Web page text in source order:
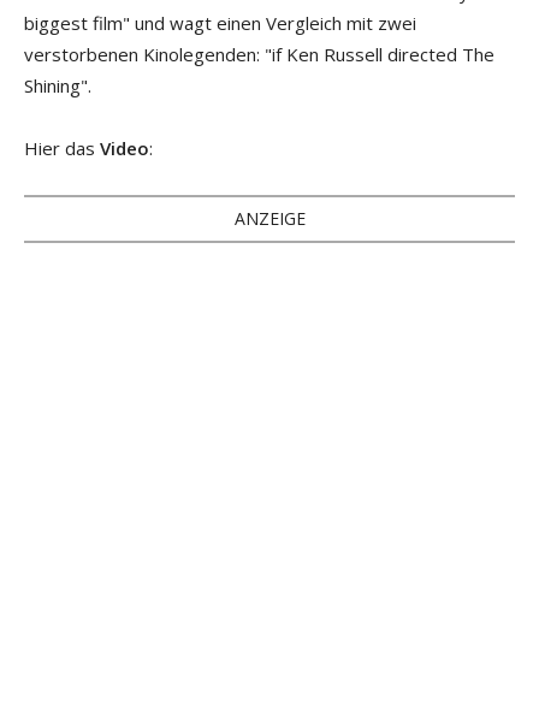
biggest film" und wagt einen Vergleich mit zwei
verstorbenen Kinolegenden: "if Ken Russell directed The
Shining".
Hier das Video:
ANZEIGE